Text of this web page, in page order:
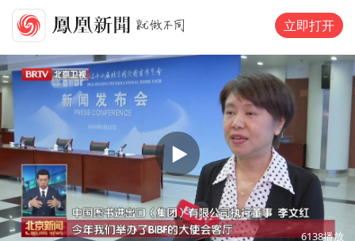
立即打开
00:00 00:35
6138播放